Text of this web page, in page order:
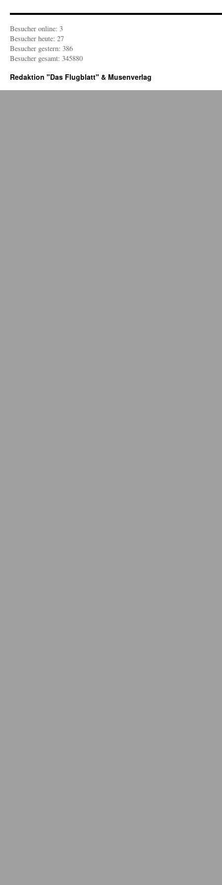
Besucher online: 3
Besucher heute: 27
Besucher gestern: 386
Besucher gesamt: 345880
Redaktion "Das Flugblatt" & Musenverlag